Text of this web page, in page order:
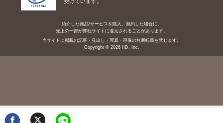
受けています。
紹介した商品/サービスを購入、契約した場合に、
売上の一部が弊社サイトに還元されることがあります。
当サイトに掲載の記事・見出し・写真・画像の無断転載を禁じます。
Copyright © 2026 IID, Inc.